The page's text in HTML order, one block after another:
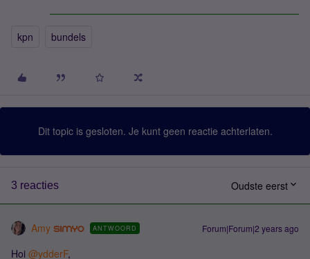
kpn bundels
Dit topic is gesloten. Je kunt geen reactie achterlaten.
3 reacties Oudste eerst
Amy ANTWOORD Forum|Forum|2 years ago
Hoi @ydderF,